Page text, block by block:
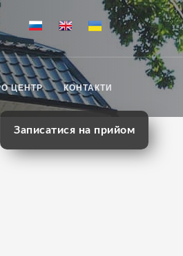
Записатися на прийом
ЦЕНТР КОНТАКТИ